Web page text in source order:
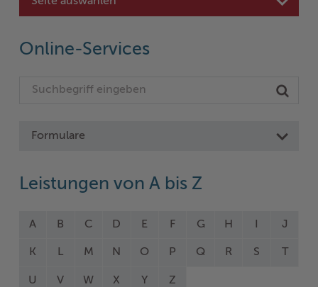
Online-Services
Formulare
Leistungen von A bis Z
A B C D E F G H J
K L M N O P Q R S
U V W X Y Z